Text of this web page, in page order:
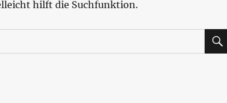
hilft die Suchfunktion.